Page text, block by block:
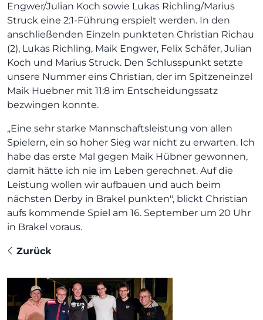
Engwer/Julian Koch sowie Lukas Richling/Marius
Struck eine 2:1-Führung erspielt werden. In den
anschließenden Einzeln punkteten Christian Richau
(2), Lukas Richling, Maik Engwer, Felix Schäfer, Julian
Koch und Marius Struck. Den Schlusspunkt setzte
unsere Nummer eins Christian, der im Spitzeneinzel
Maik Huebner mit 11:8 im Entscheidungssatz
bezwingen konnte.
„Eine sehr starke Mannschaftsleistung von allen
Spielern, ein so hoher Sieg war nicht zu erwarten. Ich
habe das erste Mal gegen Maik Hübner gewonnen,
damit hätte ich nie im Leben gerechnet. Auf die
Leistung wollen wir aufbauen und auch beim
nächsten Derby in Brakel punkten", blickt Christian
aufs kommende Spiel am 16. September um 20 Uhr
in Brakel voraus.
Zurück